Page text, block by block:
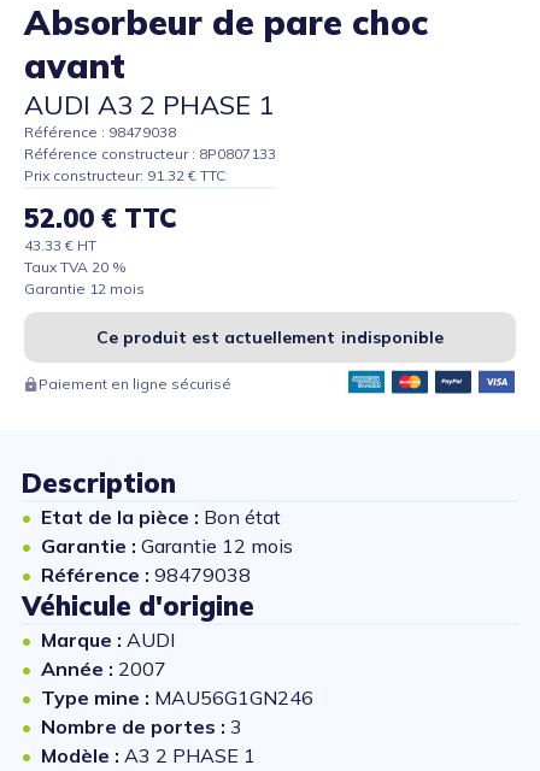
Absorbeur de pare choc
avant
AUDI A3 2 PHASE 1
Référence : 98479038
Référence constructeur : 8P0807133
Prix constructeur: 91.32 € TTC
52.00 € TTC
43.33 € HT
Taux TVA 20 %
Garantie 12 mois
Ce produit est actuellement indisponible
Paiement en ligne sécurisé
Description
Etat de la pièce : Bon état
Garantie : Garantie 12 mois
Référence : 98479038
Véhicule d'origine
Marque : AUDI
Année : 2007
Type mine : MAU56G1GN246
Nombre de portes : 3
Modèle : A3 2 PHASE 1